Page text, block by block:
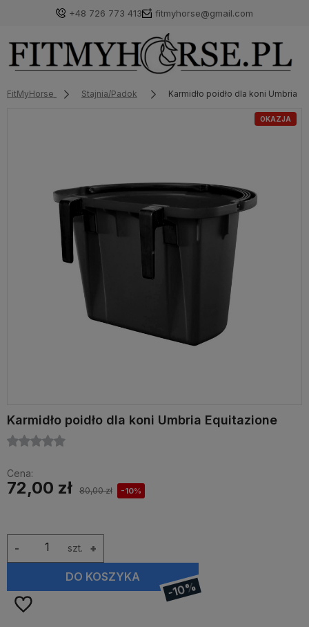
+48 726 773 413 fitmyhorse@gmail.com
FitMyHorse Stajnia/Padok Karmidło poidło dla koni Umbria
OKAZJA
Karmidło poidło dla koni Umbria Equitazione
Cena:
72,00 zł 80,00 zł -10%
szt. +
-
DO KOSZYKA
-10%